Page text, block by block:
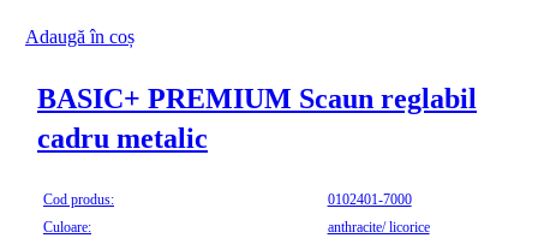
Adaugă în coș
BASIC+ PREMIUM Scaun reglabil
cadru metalic
Cod produs:
0102401-7000
Culoare:
anthracite/ licorice